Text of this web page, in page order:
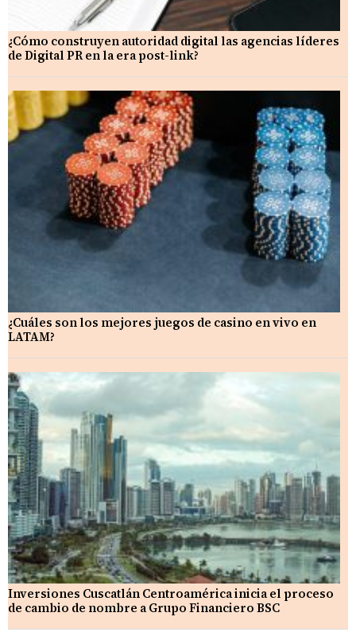
¿Cómo construyen autoridad digital las agencias líderes
de Digital PR en la era post-link?
¿Cuáles son los mejores juegos de casino en vivo en
LATAM?
Inversiones Cuscatlán Centroamérica inicia el proceso
de cambio de nombre a Grupo Financiero BSC